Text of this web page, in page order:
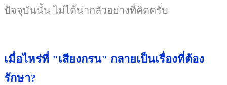
ปัจจุบันนั้น ไม่ได้น่ากลัวอย่างที่คิดครับ
เมื่อไหร่ที่ "เสียงกรน" กลายเป็นเรื่องที่ต้อง
รักษา?